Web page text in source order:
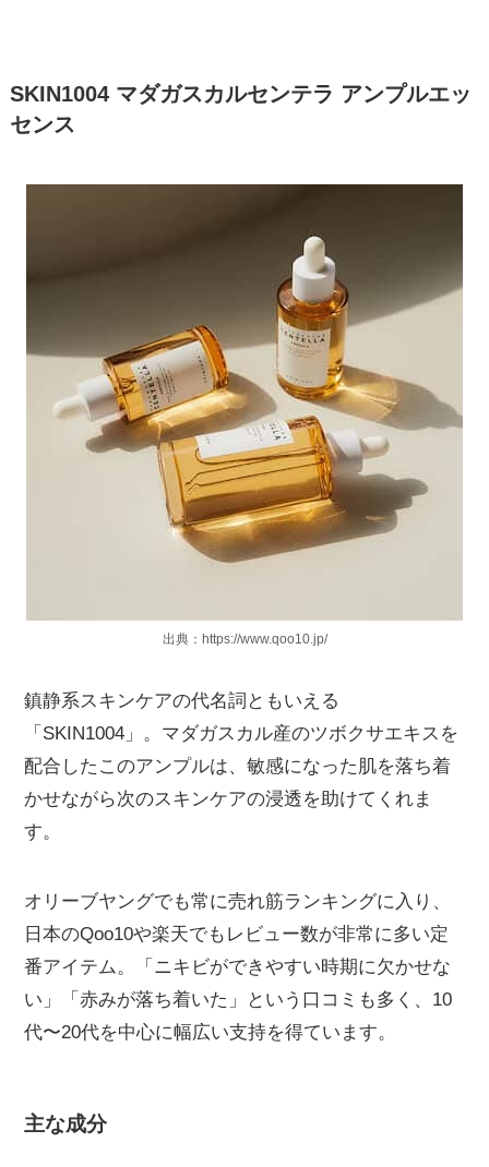
SKIN1004 マダガスカルセンテラ アンプルエッ
センス
出典：https://www.qoo10.jp/
鎮静系スキンケアの代名詞ともいえる
「SKIN1004」。マダガスカル産のツボクサエキスを
配合したこのアンプルは、敏感になった肌を落ち着
かせながら次のスキンケアの浸透を助けてくれま
す。
オリーブヤングでも常に売れ筋ランキングに入り、
日本のQoo10や楽天でもレビュー数が非常に多い定
番アイテム。「ニキビができやすい時期に欠かせな
い」「赤みが落ち着いた」という口コミも多く、10
代〜20代を中心に幅広い支持を得ています。
主な成分